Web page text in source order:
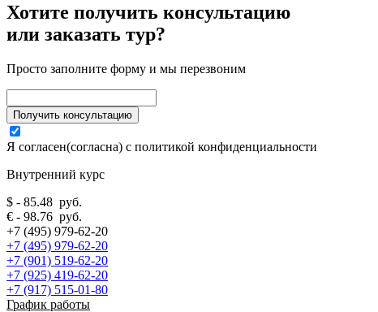
Хотите получить консультацию
или заказать тур?
Просто заполните форму и мы перезвоним
Я согласен(согласна) с политикой конфиденциальности
Внутренний курс
$ - 85.48 руб.
€ - 98.76 руб.
+7 (495) 979-62-20
+7 (495) 979-62-20
+7 (901) 519-62-20
+7 (925) 419-62-20
+7 (917) 515-01-80
График работы